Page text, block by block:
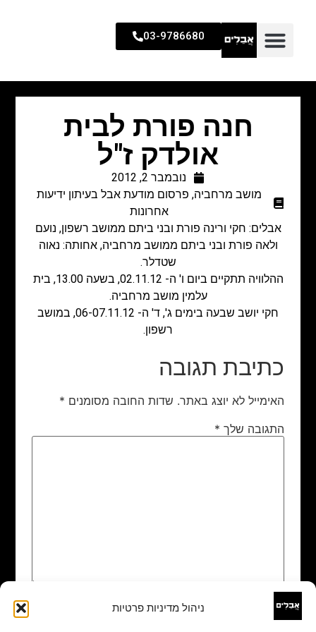
ניהול מדיניות פרטיות
03-9786680
חנה פורת לבית
אולדק ז"ל
נובמבר 2, 2012
מושב מרחביה, פרסום מודעת אבל בעיתון ידיעות
אחרונות
אבלים: חקי ורינה פורת ובני ביתם ממושב רשפון, נועם
ולאה פורת ובני ביתם ממושב מרחביה, אחותה: נאוה
שטדלר.
ההלוויה תתקיים ביום ו' ה- 02.11.12, בשעה 13.00, בית
עלמין מושב מרחביה.
חקי יושב שבעה בימים ג', ד' ה- 06-07.11.12, במושב
רשפון.
כתיבת תגובה
האימייל לא יוצג באתר. שדות החובה מסומנים *
התגובה שלך *
שם